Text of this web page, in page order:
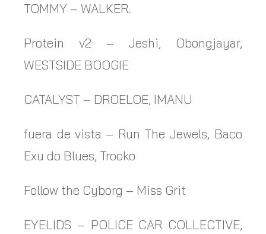
TOMMY – WALKER.
Protein v2 – Jeshi, Obongjayar,
WESTSIDE BOOGIE
CATALYST – DROELOE, IMANU
fuera de vista – Run The Jewels, Baco
Exu do Blues, Trooko
Follow the Cyborg – Miss Grit
EYELIDS – POLICE CAR COLLECTIVE,